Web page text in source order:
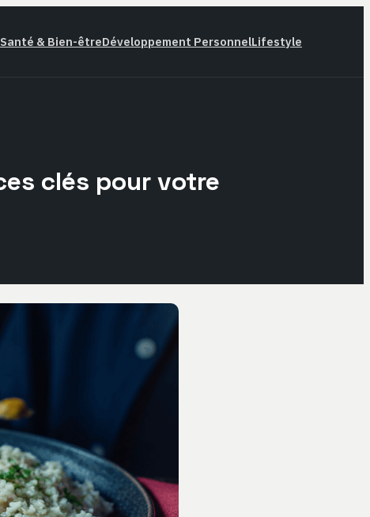
Santé & Bien-êtreDéveloppement PersonnelLifestyle
clés pour votre